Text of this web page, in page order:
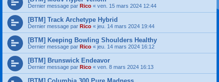
Dernier message par Rico « ven. 15 mars 2024 12:44
[BTM] Track Archetype Hybrid
Dernier message par Rico « jeu. 14 mars 2024 19:44
[BTM] Keeping Bowling Shoulders Healthy
Dernier message par Rico « jeu. 14 mars 2024 16:12
[BTM] Brunswick Endeavor
Dernier message par Rico « ven. 8 mars 2024 16:13